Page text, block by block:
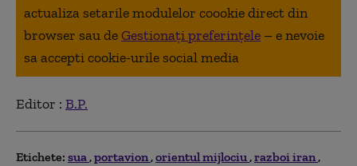
actualiza setarile modulelor coookie direct din
browser sau deGestionați preferințele – e nevoie
sa accepti cookie-urile social media
Editor : B.P.
Etichete: sua portavion orientul mijlociu razboi iran